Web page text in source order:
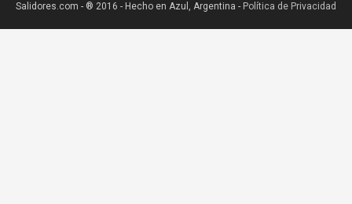
Salidores.com - ® 2016 - Hecho en Azul, Argentina - Política de Privacidad